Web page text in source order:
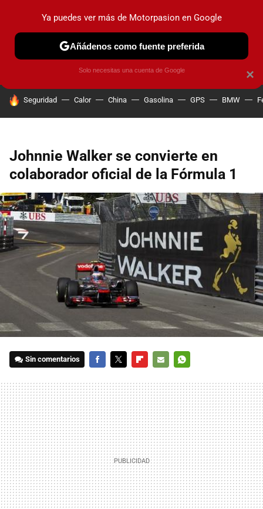
PRUEBAS COCHES ELÉCTRICOS OBSERVATORIO
HOY SE HABLA DE
Seguridad Calor China Gasolina GPS BMW
Johnnie Walker se convierte en
colaborador oficial de la Fórmula 1
Sin comentarios
MAIL
×
Ya puedes ver más de Motorpasion en Google
Añádenos como fuente preferida
Solo necesitas una cuenta de Google